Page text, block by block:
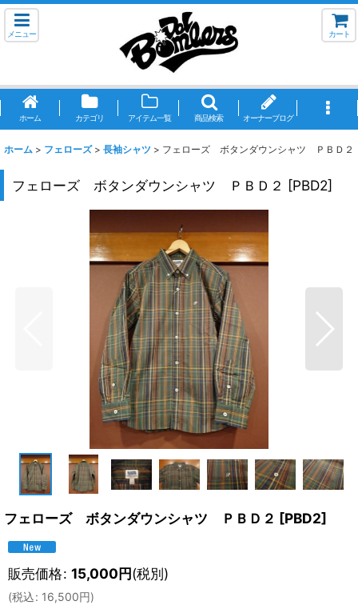
メニュー カート
ホーム カテゴリ アイテム一覧 商品検索 オーナーブログ
ホーム > フェローズ > 長袖シャツ > フェローズ ボタンダウンシャツ ＰＢＤ２
フェローズ ボタンダウンシャツ ＰＢＤ２ [PBD2]
フェローズ ボタンダウンシャツ ＰＢＤ２ [PBD2]
販売価格: 15,000円(税別)
(税込: 16,500円)